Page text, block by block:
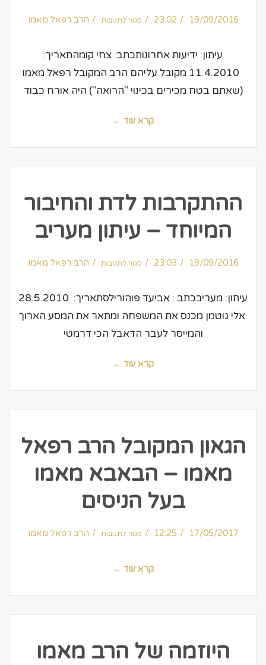
19/09/2016
23:02 סגור לתגובות ידיעות
אחרונותהרב רפאל מאמו
עיתון: ידיעות אחרונותכתב: צחי קומהתאריך:
11.4.2010 מקובל עליהם הרב המקובל רפאל מאמו
(שאתם בטח מכירים בכינוי "הרואה") היה אורח כבוד
קרא עוד ←
ההתקרבות לדת והחיבור
המיוחד – עיתון מעריב
19/09/2016
23:03 סגור לתגובות ההתקרבות
לדת
מעריב
הרב רפאל מאמו
עיתון: מעריבכתב : אביעד פוהורילסתאריך: 28.5.2010
אלי גוטמן מכנס את המשפחה ומתאר את המסע הארוך
והמייסר לעבר הדאבל הכי דרמטי
קרא עוד ←
הגאון המקובל הרב רפאל
מאמו – הבאבא מאמו
בעל הניסים
17/05/2017
12:25 סגור לתגובות הגאון
המקובלהרב רפאל מאמו
קרא עוד ←
היוזמה של הרב מאמו